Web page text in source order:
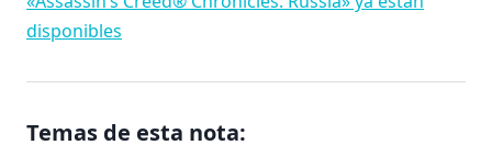
disponibles
Temas de esta nota: